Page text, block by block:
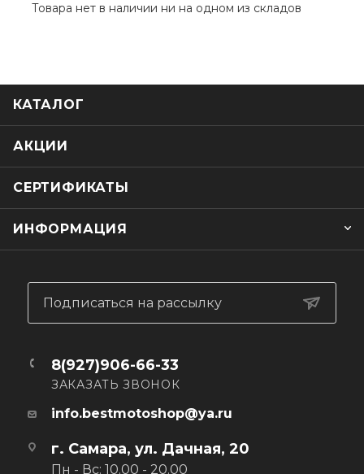
Товара нет в наличии ни на одном из складов
КАТАЛОГ
АКЦИИ
СЕРТИФИКАТЫ
ИНФОРМАЦИЯ
г. Самара, ул. Дачная, 20
Пн - Вс: 10.00 - 20.00
Подписаться на рассылку
8(927)906-66-33
ЗАКАЗАТЬ ЗВОНОК
info.bestmotoshop@ya.ru